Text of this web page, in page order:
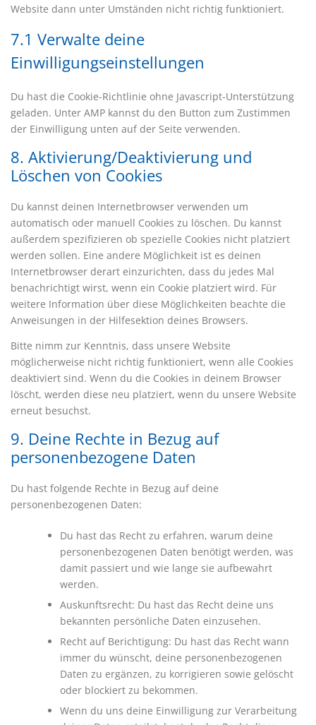
Website dann unter Umständen nicht richtig funktioniert.
7.1 Verwalte deine
Einwilligungseinstellungen
Du hast die Cookie-Richtlinie ohne Javascript-Unterstützung
geladen. Unter AMP kannst du den Button zum Zustimmen
der Einwilligung unten auf der Seite verwenden.
8. Aktivierung/Deaktivierung und
Löschen von Cookies
Du kannst deinen Internetbrowser verwenden um
automatisch oder manuell Cookies zu löschen. Du kannst
außerdem spezifizieren ob spezielle Cookies nicht platziert
werden sollen. Eine andere Möglichkeit ist es deinen
Internetbrowser derart einzurichten, dass du jedes Mal
benachrichtigt wirst, wenn ein Cookie platziert wird. Für
weitere Information über diese Möglichkeiten beachte die
Anweisungen in der Hilfesektion deines Browsers.
Bitte nimm zur Kenntnis, dass unsere Website
möglicherweise nicht richtig funktioniert, wenn alle Cookies
deaktiviert sind. Wenn du die Cookies in deinem Browser
löscht, werden diese neu platziert, wenn du unsere Website
erneut besuchst.
9. Deine Rechte in Bezug auf
personenbezogene Daten
Du hast folgende Rechte in Bezug auf deine
personenbezogenen Daten:
Du hast das Recht zu erfahren, warum deine
personenbezogenen Daten benötigt werden, was
damit passiert und wie lange sie aufbewahrt
werden.
Auskunftsrecht: Du hast das Recht deine uns
bekannten persönliche Daten einzusehen.
Recht auf Berichtigung: Du hast das Recht wann
immer du wünscht, deine personenbezogenen
Daten zu ergänzen, zu korrigieren sowie gelöscht
oder blockiert zu bekommen.
Wenn du uns deine Einwilligung zur Verarbeitung